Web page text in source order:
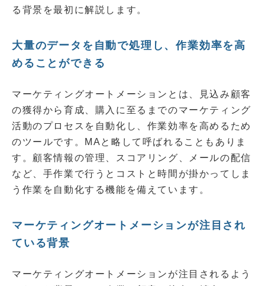
る背景を最初に解説します。
大量のデータを自動で処理し、作業効率を高
めることができる
マーケティングオートメーションとは、見込み顧客
の獲得から育成、購入に至るまでのマーケティング
活動のプロセスを自動化し、作業効率を高めるため
のツールです。MAと略して呼ばれることもありま
す。顧客情報の管理、スコアリング、メールの配信
など、手作業で行うとコストと時間が掛かってしま
う作業を自動化する機能を備えています。
マーケティングオートメーションが注目され
ている背景
マーケティングオートメーションが注目されるよう